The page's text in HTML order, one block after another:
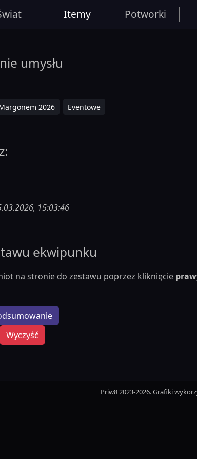
Itemy Potworki
umysłu
2026 Eventowe
15:03:46
ekwipunku
na stronie do zestawu poprzez kliknięcie
Wyczyść
Priw8 2023-2026. Grafiki